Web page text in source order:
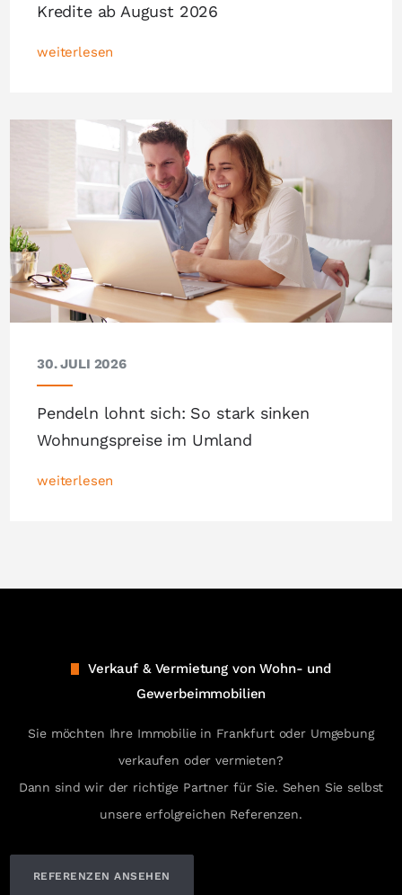
Kredite ab August 2026
weiterlesen
30. JULI 2026
Pendeln lohnt sich: So stark sinken
Wohnungspreise im Umland
weiterlesen
Verkauf & Vermietung von Wohn- und
Gewerbeimmobilien
Sie möchten Ihre Immobilie in Frankfurt oder Umgebung
verkaufen oder vermieten?
Dann sind wir der richtige Partner für Sie. Sehen Sie selbst
unsere erfolgreichen Referenzen.
REFERENZEN ANSEHEN